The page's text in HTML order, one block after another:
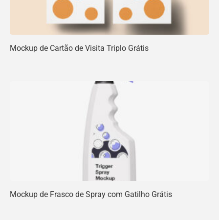
Mockup de Cartão de Visita Triplo Grátis
Mockup de Frasco de Spray com Gatilho Grátis